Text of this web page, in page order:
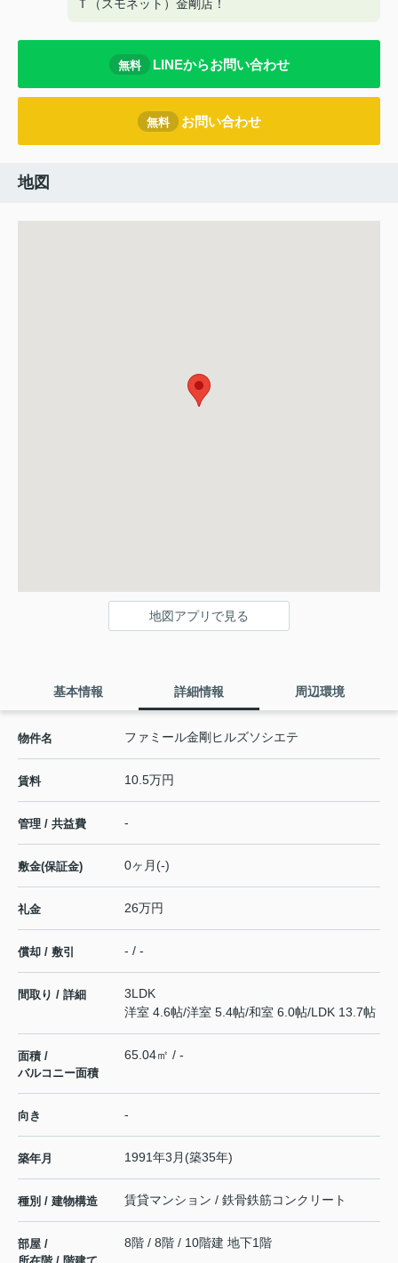
Ｔ（スモネット）金剛店！
無料 LINEからお問い合わせ
無料 お問い合わせ
地図
地図アプリで見る
基本情報 詳細情報 周辺環境
物件名 ファミール金剛ヒルズソシエテ
賃料 10.5万円
管理 / 共益費 -
敷金(保証金) 0ヶ月(-)
礼金 26万円
償却 / 敷引 - / -
間取り / 詳細
3LDK
洋室 4.6帖/洋室 5.4帖/和室 6.0帖/LDK 13.7帖
面積 /
バルコニー面積
65.04㎡ / -
向き -
築年月 1991年3月(築35年)
種別 / 建物構造 賃貸マンション / 鉄骨鉄筋コンクリート
部屋 /
8階 / 8階 / 10階建 地下1階